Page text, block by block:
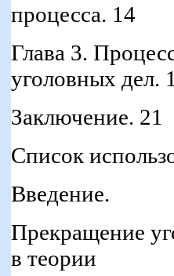
процесса. 14
Глава 3.
уголовных дел.
Заключение. 21
Список
Введение.
Прекращение
в теории